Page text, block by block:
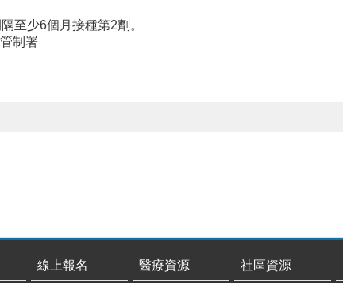
至少6個月接種第2劑。
制署
線上報名 醫療資源 社區資源